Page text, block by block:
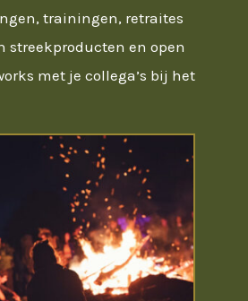
trainingen, retraites
streekproducten en open
met je collega’s bij het